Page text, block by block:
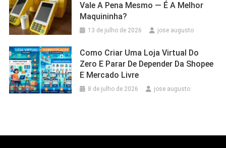
Vale A Pena Mesmo — É A Melhor
Maquininha?
13 de julho de 2026 jose augusto
Como Criar Uma Loja Virtual Do
Zero E Parar De Depender Da Shopee
E Mercado Livre
8 de julho de 2026 jose augusto